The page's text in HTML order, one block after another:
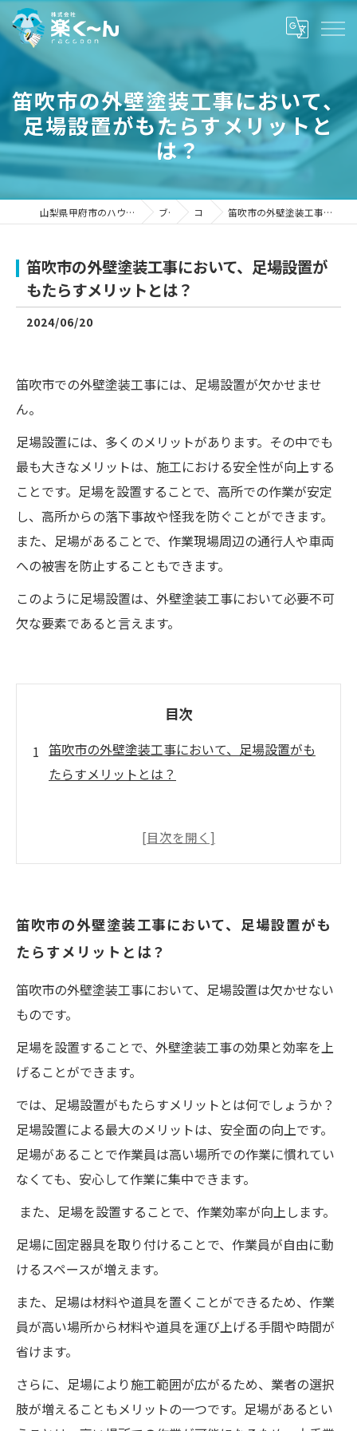
笛吹市の外壁塗装工事において、
足場設置がもたらすメリットと
は？
山梨県甲府市のハウスクリーニングなら株式会社楽く～ん ブログ コラム 笛吹市の外壁塗装工事において、足場設置がもたらすメリットとは？
笛吹市の外壁塗装工事において、足場設置が
もたらすメリットとは？
2024/06/20
笛吹市での外壁塗装工事には、足場設置が欠かせませ
ん。
足場設置には、多くのメリットがあります。その中でも
最も大きなメリットは、施工における安全性が向上する
ことです。足場を設置することで、高所での作業が安定
し、高所からの落下事故や怪我を防ぐことができます。
また、足場があることで、作業現場周辺の通行人や車両
への被害を防止することもできます。
このように足場設置は、外壁塗装工事において必要不可
欠な要素であると言えます。
目次
笛吹市の外壁塗装工事において、足場設置がも
たらすメリットとは？
笛吹市の外壁塗装工事において、足場設置がも
たらすメリットとは？
笛吹市の外壁塗装工事において、足場設置は欠かせない
ものです。
足場を設置することで、外壁塗装工事の効果と効率を上
げることができます。
では、足場設置がもたらすメリットとは何でしょうか？
足場設置による最大のメリットは、安全面の向上です。
足場があることで作業員は高い場所での作業に慣れてい
なくても、安心して作業に集中できます。
また、足場を設置することで、作業効率が向上します。
足場に固定器具を取り付けることで、作業員が自由に動
けるスペースが増えます。
また、足場は材料や道具を置くことができるため、作業
員が高い場所から材料や道具を運び上げる手間や時間が
省けます。
さらに、足場により施工範囲が広がるため、業者の選択
肢が増えることもメリットの一つです。足場があるとい